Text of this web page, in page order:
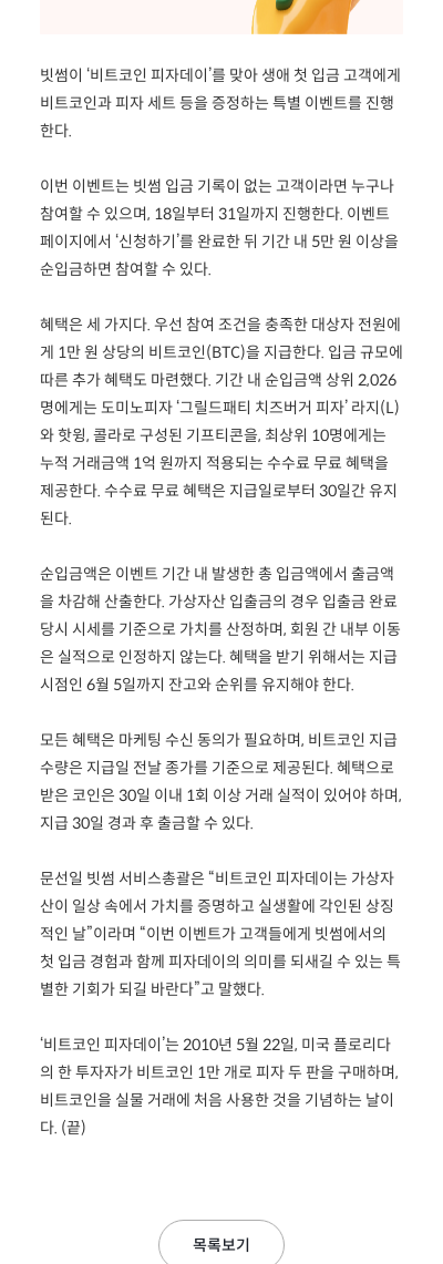
빗썸이 ‘비트코인 피자데이’를 맞아 생애 첫 입금 고객에게
비트코인과 피자 세트 등을 증정하는 특별 이벤트를 진행
한다.
이번 이벤트는 빗썸 입금 기록이 없는 고객이라면 누구나
참여할 수 있으며, 18일부터 31일까지 진행한다. 이벤트
페이지에서 ‘신청하기’를 완료한 뒤 기간 내 5만 원 이상을
순입금하면 참여할 수 있다.
혜택은 세 가지다. 우선 참여 조건을 충족한 대상자 전원에
게 1만 원 상당의 비트코인(BTC)을 지급한다. 입금 규모에
따른 추가 혜택도 마련했다. 기간 내 순입금액 상위 2,026
명에게는 도미노피자 ‘그릴드패티 치즈버거 피자’ 라지(L)
와 핫윙, 콜라로 구성된 기프티콘을, 최상위 10명에게는
누적 거래금액 1억 원까지 적용되는 수수료 무료 혜택을
제공한다. 수수료 무료 혜택은 지급일로부터 30일간 유지
된다.
순입금액은 이벤트 기간 내 발생한 총 입금액에서 출금액
을 차감해 산출한다. 가상자산 입출금의 경우 입출금 완료
당시 시세를 기준으로 가치를 산정하며, 회원 간 내부 이동
은 실적으로 인정하지 않는다. 혜택을 받기 위해서는 지급
시점인 6월 5일까지 잔고와 순위를 유지해야 한다.
모든 혜택은 마케팅 수신 동의가 필요하며, 비트코인 지급
수량은 지급일 전날 종가를 기준으로 제공된다. 혜택으로
받은 코인은 30일 이내 1회 이상 거래 실적이 있어야 하며,
지급 30일 경과 후 출금할 수 있다.
문선일 빗썸 서비스총괄은 “비트코인 피자데이는 가상자
산이 일상 속에서 가치를 증명하고 실생활에 각인된 상징
적인 날”이라며 “이번 이벤트가 고객들에게 빗썸에서의
첫 입금 경험과 함께 피자데이의 의미를 되새길 수 있는 특
별한 기회가 되길 바란다”고 말했다.
‘비트코인 피자데이’는 2010년 5월 22일, 미국 플로리다
의 한 투자자가 비트코인 1만 개로 피자 두 판을 구매하며,
비트코인을 실물 거래에 처음 사용한 것을 기념하는 날이
다. (끝)
목록보기